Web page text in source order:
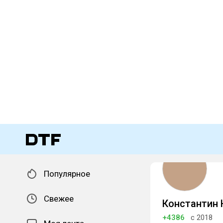
Популярное
Свежее Константин
+4386
с 2018